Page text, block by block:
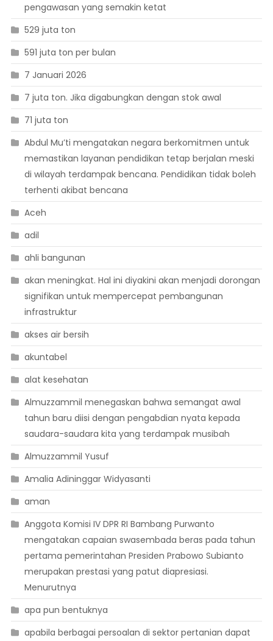
pengawasan yang semakin ketat
529 juta ton
591 juta ton per bulan
7 Januari 2026
7 juta ton. Jika digabungkan dengan stok awal
71 juta ton
Abdul Mu’ti mengatakan negara berkomitmen untuk
memastikan layanan pendidikan tetap berjalan meski
di wilayah terdampak bencana. Pendidikan tidak boleh
terhenti akibat bencana
Aceh
adil
ahli bangunan
akan meningkat. Hal ini diyakini akan menjadi dorongan
signifikan untuk mempercepat pembangunan
infrastruktur
akses air bersih
akuntabel
alat kesehatan
Almuzzammil menegaskan bahwa semangat awal
tahun baru diisi dengan pengabdian nyata kepada
saudara-saudara kita yang terdampak musibah
Almuzzammil Yusuf
Amalia Adininggar Widyasanti
aman
Anggota Komisi IV DPR RI Bambang Purwanto
mengatakan capaian swasembada beras pada tahun
pertama pemerintahan Presiden Prabowo Subianto
merupakan prestasi yang patut diapresiasi.
Menurutnya
apa pun bentuknya
apabila berbagai persoalan di sektor pertanian dapat